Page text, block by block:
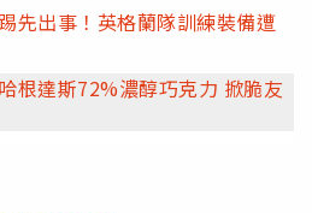
先出事！英格蘭隊訓練裝備遭
根達斯72%濃醇巧克力 掀脆友